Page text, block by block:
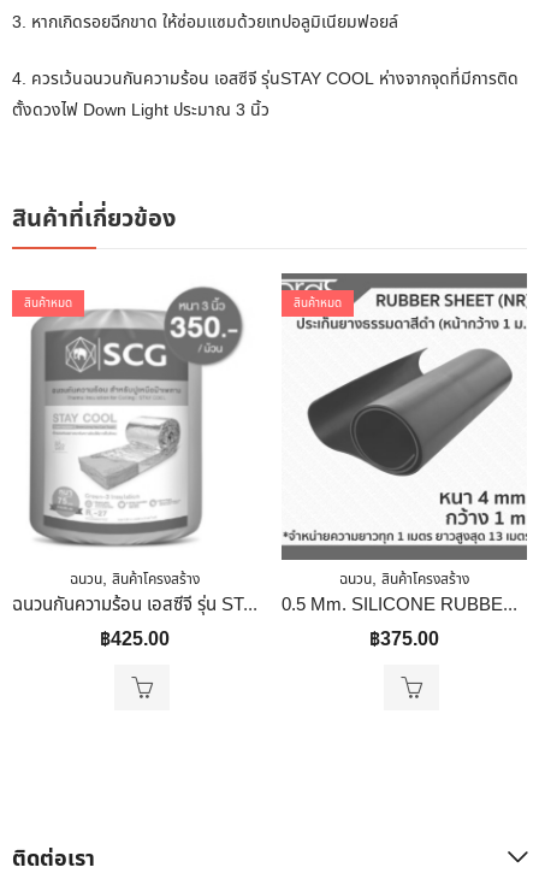
3. หากเกิดรอยฉีกขาด ให้ซ่อมแซมด้วยเทปอลูมิเนียมฟอยล์
4. ควรเว้นฉนวนกันความร้อน เอสซีจี รุ่นSTAY COOL ห่างจากจุดที่มีการติด
ตั้งดวงไฟ Down Light ประมาณ 3 นิ้ว
สินค้าที่เกี่ยวข้อง
สินค้าหมด
ฉนวน, สินค้าโครงสร้าง
ฉนวนกันความร้อน เอสซีจี รุ่น STAY COOL พรีเมี่ยม ม้วน
฿425.00
สินค้าหมด
ฉนวน, สินค้าโครงสร้าง
0.5 Mm. SILICONE RUBBER SHEET ซิลิโคนแผ่น ยาว 1 นิ้ว
฿375.00
ติดต่อเรา